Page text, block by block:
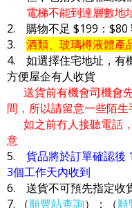
電梯不能到達層數地
2. 購物不足 $199：$80
3. 酒類、玻璃樽液體產
4. 如選擇住宅地址，有
方便屋企有人收貨
送貨前有機會司機會
間，所以請留意一些陌
如之前冇人接聽電話
意
5. 貨品將於訂單確認後
3個工作天內收到
6. 送貨不可預先指定收
7. （順豐站查詢）；（順